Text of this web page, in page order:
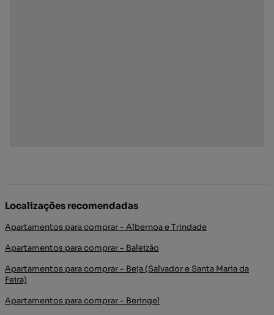
Localizações recomendadas
Apartamentos para comprar - Albernoa e Trindade
Apartamentos para comprar - Baleizão
Apartamentos para comprar - Beja (Salvador e Santa Maria da
Feira)
Apartamentos para comprar - Beringel